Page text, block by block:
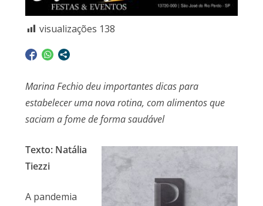
visualizações 138
Marina Fechio deu importantes dicas para
estabelecer uma nova rotina, com alimentos que
saciam a fome de forma saudável
Texto: Natália
Tiezzi
A pandemia